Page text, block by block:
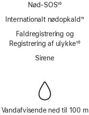
Nød-SOS10
Internationalt nødopkald11
Faldregistrering og
Registrering af ulykke10
Sirene
Vandafvisende ned til 100 m